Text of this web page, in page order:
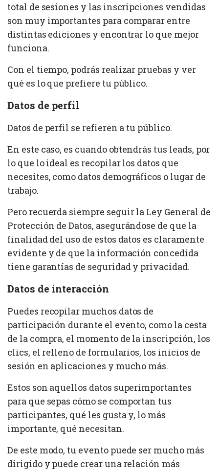
total de sesiones y las inscripciones vendidas
son muy importantes para comparar entre
distintas ediciones y encontrar lo que mejor
funciona.
Con el tiempo, podrás realizar pruebas y ver
qué es lo que prefiere tu público.
Datos de perfil
Datos de perfil se refieren a tu público.
En este caso, es cuando obtendrás tus leads, por
lo que lo ideal es recopilar los datos que
necesites, como datos demográficos o lugar de
trabajo.
Pero recuerda siempre seguir la Ley General de
Protección de Datos, asegurándose de que la
finalidad del uso de estos datos es claramente
evidente y de que la información concedida
tiene garantías de seguridad y privacidad.
Datos de interacción
Puedes recopilar muchos datos de
participación durante el evento, como la cesta
de la compra, el momento de la inscripción, los
clics, el relleno de formularios, los inicios de
sesión en aplicaciones y mucho más.
Estos son aquellos datos superimportantes
para que sepas cómo se comportan tus
participantes, qué les gusta y, lo más
importante, qué necesitan.
De este modo, tu evento puede ser mucho más
dirigido y puede crear una relación más